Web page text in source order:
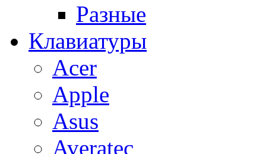
Разные
Клавиатуры
Acer
Apple
Asus
Averatec